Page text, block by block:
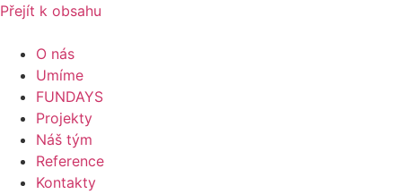
Přejít k obsahu
O nás
Umíme
FUNDAYS
Projekty
Náš tým
Reference
Kontakty